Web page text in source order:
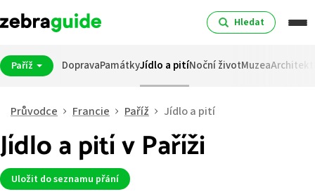
Hledat
Paříž DopravaPamátkyJídlo a pitíNoční životMuzea
Průvodce Francie Paříž Jídlo a pití
Jídlo a pití v Paříži
Uložit do seznamu přání